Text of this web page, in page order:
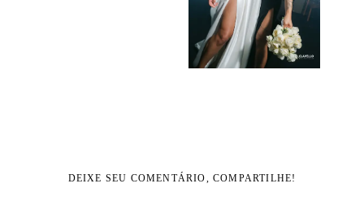
DEIXE SEU COMENTÁRIO, COMPARTILHE!